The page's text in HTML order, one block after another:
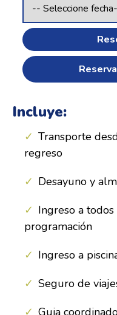
Incluye:
Transporte
regreso
Desayuno y
Ingreso a
programación
Ingreso a
Seguro de
Guia